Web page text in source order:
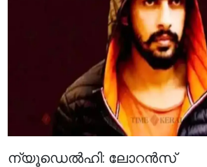
ന്യൂഡെൽഹി: ലോറൻസ്